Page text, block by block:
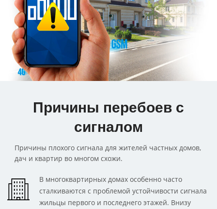
Причины перебоев с
сигналом
Причины плохого сигнала для жителей частных домов,
дач и квартир во многом схожи.
В многоквартирных домах особенно часто
сталкиваются с проблемой устойчивости сигнала
жильцы первого и последнего этажей. Внизу